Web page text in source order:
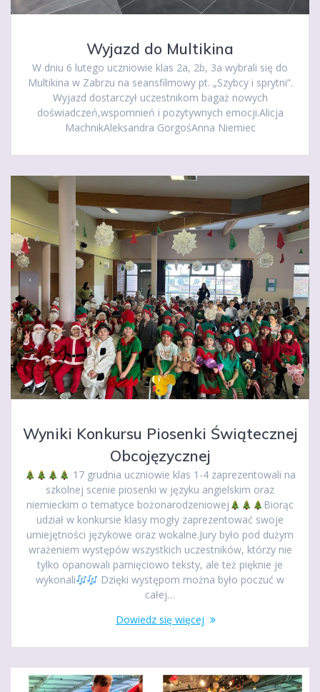
Wyjazd do Multikina
W dniu 6 lutego uczniowie klas 2a, 2b, 3a wybrali się do
Multikina w Zabrzu na seansfilmowy pt. „Szybcy i sprytni”.
Wyjazd dostarczył uczestnikom bagaż nowych
doświadczeń,wspomnień i pozytywnych emocji.Alicja
MachnikAleksandra GorgośAnna Niemiec
Wyniki Konkursu Piosenki Świątecznej
Obcojęzycznej
17 grudnia uczniowie klas 1-4 zaprezentowali na
szkolnej scenie piosenki w języku angielskim oraz
niemieckim o tematyce bożonarodzeniowej
Biorąc
udział w konkursie klasy mogły zaprezentować swoje
umiejętności językowe oraz wokalne.Jury było pod dużym
wrażeniem występów wszystkich uczestników, którzy nie
tylko opanowali pamięciowo teksty, ale też pięknie je
wykonali
Dzięki występom można było poczuć w
całej…
Dowiedz się więcej